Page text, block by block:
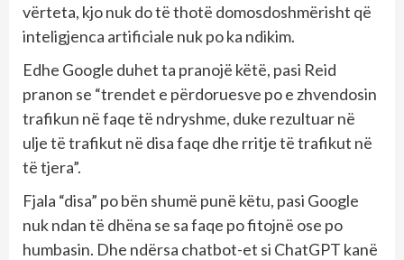
vërteta, kjo nuk do të thotë domosdoshmërisht që
inteligjenca artificiale nuk po ka ndikim.
Edhe Google duhet ta pranojë këtë, pasi Reid
pranon se “trendet e përdoruesve po e zhvendosin
trafikun në faqe të ndryshme, duke rezultuar në
ulje të trafikut në disa faqe dhe rritje të trafikut në
të tjera”.
Fjala “disa” po bën shumë punë këtu, pasi Google
nuk ndan të dhëna se sa faqe po fitojnë ose po
humbasin. Dhe ndërsa chatbot-et si ChatGPT kanë